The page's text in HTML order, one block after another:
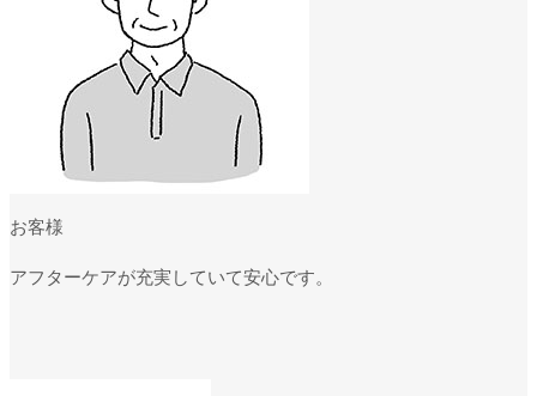
お客様
アフターケアが充実していて安心です。